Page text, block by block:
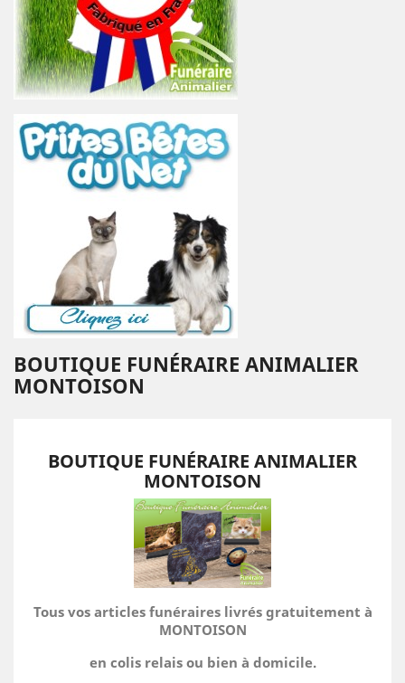
BOUTIQUE FUNÉRAIRE ANIMALIER
MONTOISON
BOUTIQUE FUNÉRAIRE ANIMALIER
MONTOISON
Tous vos articles funéraires livrés gratuitement à
MONTOISON
en colis relais ou bien à domicile.